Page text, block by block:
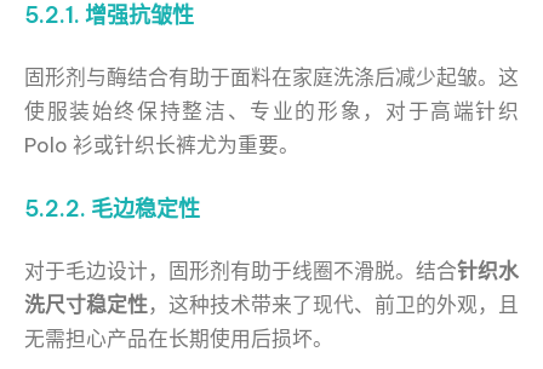
5.2.1. 增强抗皱性
固形剂与酶结合有助于面料在家庭洗涤后减少起皱。这
使服装始终保持整洁、专业的形象，对于高端针织
Polo 衫或针织长裤尤为重要。
5.2.2. 毛边稳定性
对于毛边设计，固形剂有助于线圈不滑脱。结合针织水
洗尺寸稳定性，这种技术带来了现代、前卫的外观，且
无需担心产品在长期使用后损坏。